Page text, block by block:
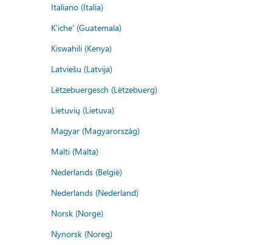
Italiano (Italia)
K'iche' (Guatemala)
Kiswahili (Kenya)
Latviešu (Latvija)
Lëtzebuergesch (Lëtzebuerg)
Lietuvių (Lietuva)
Magyar (Magyarország)
Malti (Malta)
Nederlands (België)
Nederlands (Nederland)
Norsk (Norge)
Nynorsk (Noreg)